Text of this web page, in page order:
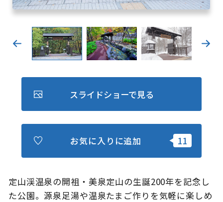
旅のテーマで探す
7つの国立公園
さっぽろ圏e旅ギフト
定山渓温泉の開祖・美泉定山の生誕200年を記念し
た公園。源泉足湯や温泉たまご作りを気軽に楽しめ
スライドショーで見る
お気に入りに追加